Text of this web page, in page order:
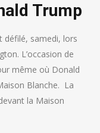
Trump
défilé, samedi, lors
L’occasion de
même où Donald
Blanche. La
la Maison